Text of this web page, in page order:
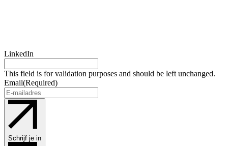
LinkedIn
This field is for validation purposes and should be left unchanged.
Email(Required)
Schrijf je in